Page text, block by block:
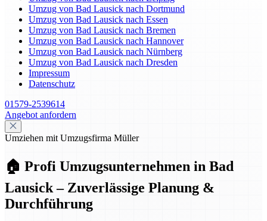
Umzug von Bad Lausick nach Dortmund
Umzug von Bad Lausick nach Essen
Umzug von Bad Lausick nach Bremen
Umzug von Bad Lausick nach Hannover
Umzug von Bad Lausick nach Nürnberg
Umzug von Bad Lausick nach Dresden
Impressum
Datenschutz
01579-2539614
Angebot anfordern
Umziehen mit Umzugsfirma Müller
🏠 Profi Umzugsunternehmen in Bad
Lausick – Zuverlässige Planung &
Durchführung